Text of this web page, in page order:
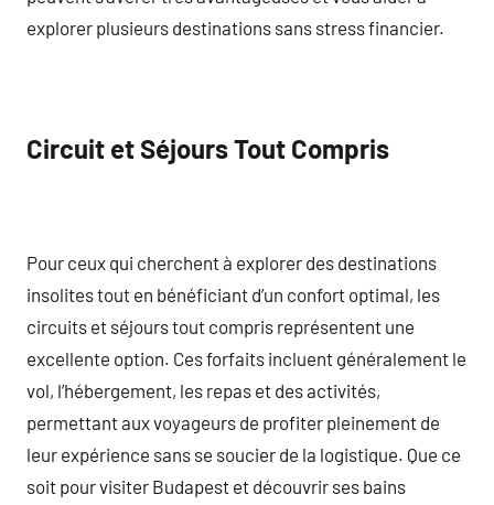
explorer plusieurs destinations sans stress financier.
Circuit et Séjours Tout Compris
Pour ceux qui cherchent à explorer des destinations
insolites tout en bénéficiant d’un confort optimal, les
circuits et séjours tout compris représentent une
excellente option. Ces forfaits incluent généralement le
vol, l’hébergement, les repas et des activités,
permettant aux voyageurs de profiter pleinement de
leur expérience sans se soucier de la logistique. Que ce
soit pour visiter Budapest et découvrir ses bains